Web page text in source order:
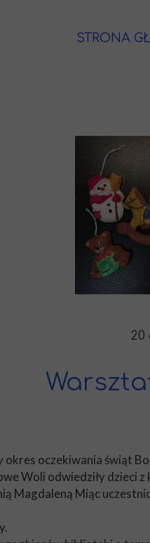
20
oczekiwania świąt
Woli odwiedziły dzieci
Magdaleną Miąc
STRONA